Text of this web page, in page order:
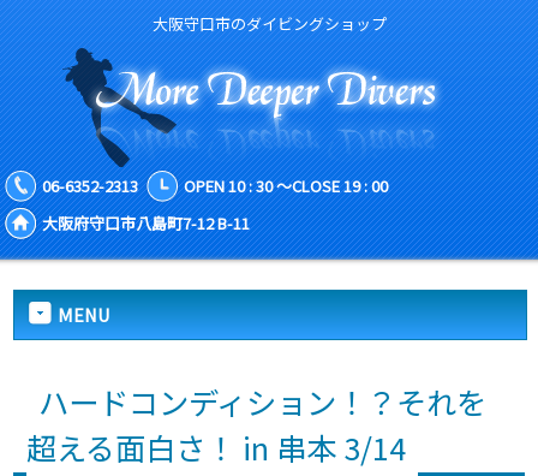
大阪守口市のダイビングショップ
06-6352-2313
OPEN 10 : 30 ～CLOSE 19 : 00
大阪府守口市八島町7-12 B-11
MENU
ハードコンディション！？それを
超える面白さ！ in 串本 3/14